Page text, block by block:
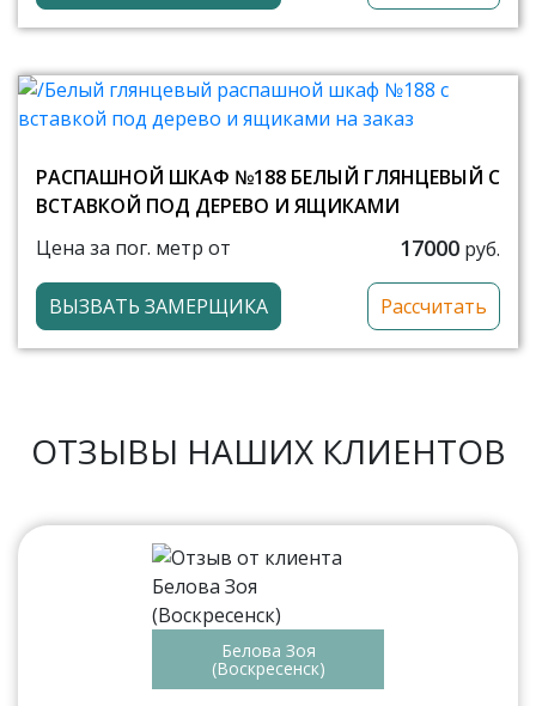
РАСПАШНОЙ ШКАФ №188 БЕЛЫЙ ГЛЯНЦЕВЫЙ С
ВСТАВКОЙ ПОД ДЕРЕВО И ЯЩИКАМИ
Цена за пог. метр от
17000 руб.
ВЫЗВАТЬ ЗАМЕРЩИКА Рассчитать
ОТЗЫВЫ НАШИХ КЛИЕНТОВ
Белова Зоя
(Воскресенск)